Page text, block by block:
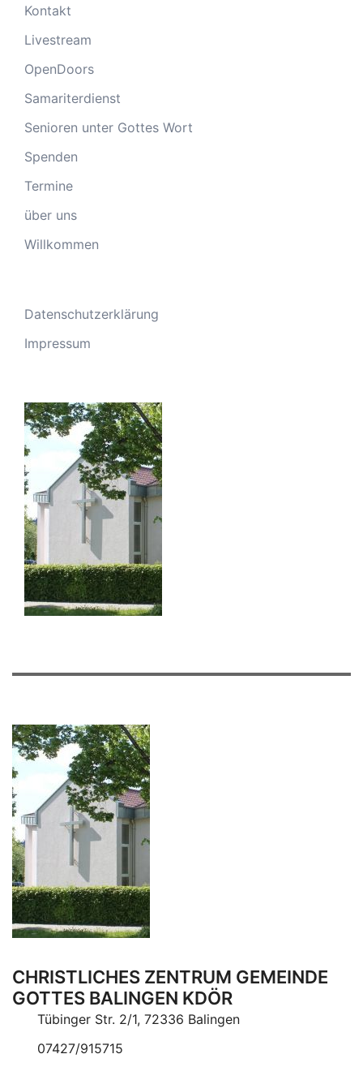
Kontakt
Livestream
OpenDoors
Samariterdienst
Senioren unter Gottes Wort
Spenden
Termine
über uns
Willkommen
Datenschutzerklärung
Impressum
CHRISTLICHES ZENTRUM GEMEINDE
GOTTES BALINGEN KDÖR
Tübinger Str. 2/1, 72336 Balingen
07427/915715